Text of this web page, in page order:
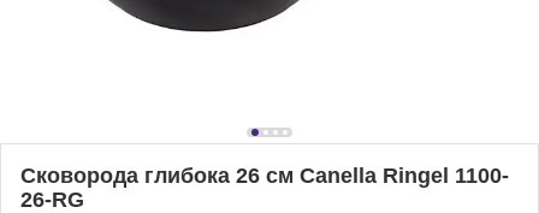
Сковорода глибока 26 см Canella Ringel 1100-
26-RG